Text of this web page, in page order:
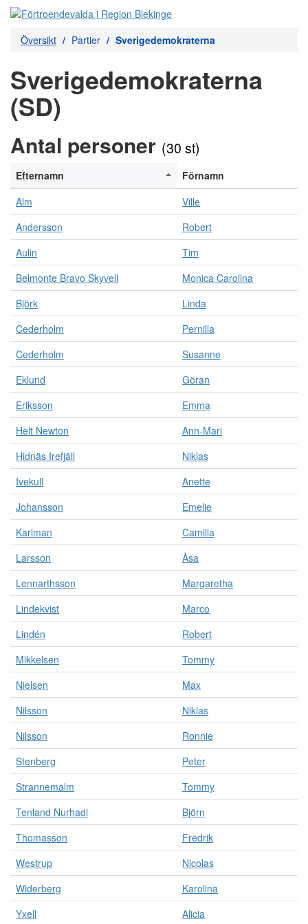
Översikt Partier Sverigedemokraterna
Sverigedemokraterna
(SD)
Antal personer (30 st)
Efternamn
Förnamn
Alm
Ville
Andersson
Robert
Aulin
Tim
Belmonte Bravo Skyvell
Monica Carolina
Björk
Linda
Cederholm
Pernilla
Cederholm
Susanne
Eklund
Göran
Eriksson
Emma
Helt Newton
Ann-Mari
Hidnäs Irefjäll
Niklas
Ivekull
Anette
Johansson
Emelie
Karlman
Camilla
Larsson
Åsa
Lennarthsson
Margaretha
Lindekvist
Marco
Lindén
Robert
Mikkelsen
Tommy
Nielsen
Max
Nilsson
Niklas
Nilsson
Ronnie
Stenberg
Peter
Strannemalm
Tommy
Tenland Nurhadi
Björn
Thomasson
Fredrik
Westrup
Nicolas
Widerberg
Karolina
Yxell
Alicia